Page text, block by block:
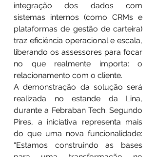
integração dos dados com
sistemas internos (como CRMs e
plataformas de gestão de carteira)
traz eficiência operacional e escala,
liberando os assessores para focar
no que realmente importa: o
relacionamento com o cliente.
A demonstração da solução será
realizada no estande da Lina,
durante a Febraban Tech. Segundo
Pires, a iniciativa representa mais
do que uma nova funcionalidade:
“Estamos construindo as bases